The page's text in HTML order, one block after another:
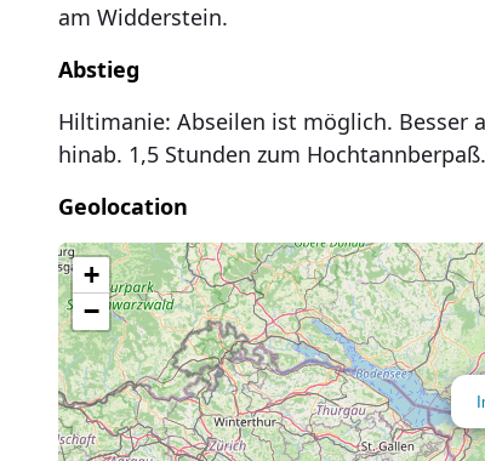
am Widderstein.
Abstieg
Hiltimanie: Abseilen ist möglich. Besser
hinab. 1,5 Stunden zum Hochtannberpaß.
Geolocation
Lade Karte...
+
−